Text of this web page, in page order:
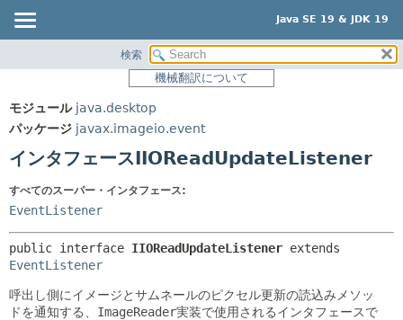
Java SE 19 & JDK 19
パッケージ
使用
ツリー
新規
索引
サマリー:
ネスト済
メソッド
コンストラクタ
検索
機械翻訳について
モジュール java.desktop
パッケージ javax.imageio.event
インタフェースIIOReadUpdateListener
すべてのスーパー・インタフェース:
EventListener
public interface IIOReadUpdateListener
EventListener
呼出し側にイメージとサムネールのピクセル更新の読込みメソッ
ドを通知する、 ImageReader実装で使用されるインタフェースで